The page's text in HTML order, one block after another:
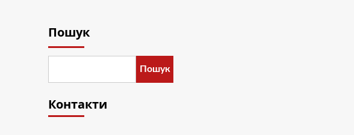
Пошук
Пошук
Контакти